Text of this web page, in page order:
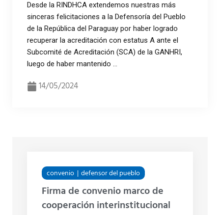
Desde la RINDHCA extendemos nuestras más
sinceras felicitaciones a la Defensoría del Pueblo
de la República del Paraguay por haber logrado
recuperar la acreditación con estatus A ante el
Subcomité de Acreditación (SCA) de la GANHRI,
luego de haber mantenido ...
14/05/2024
convenio defensor del pueblo
Firma de convenio marco de
cooperación interinstitucional